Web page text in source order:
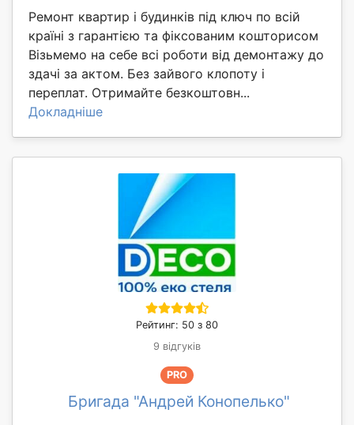
Ремонт квартир і будинків під ключ по всій
країні з гарантією та фіксованим кошторисом
Візьмемо на себе всі роботи від демонтажу до
здачі за актом. Без зайвого клопоту і
переплат. Отримайте безкоштовн...
Докладніше
Рейтинг: 50 з 80
9 відгуків
PRO
Бригада "Андрей Конопелько"